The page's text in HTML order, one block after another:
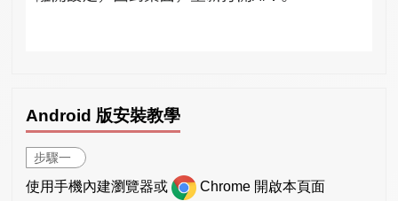
Android 版安裝教學
步驟一
使用手機內建瀏覽器或 Chrome 開啟本頁面